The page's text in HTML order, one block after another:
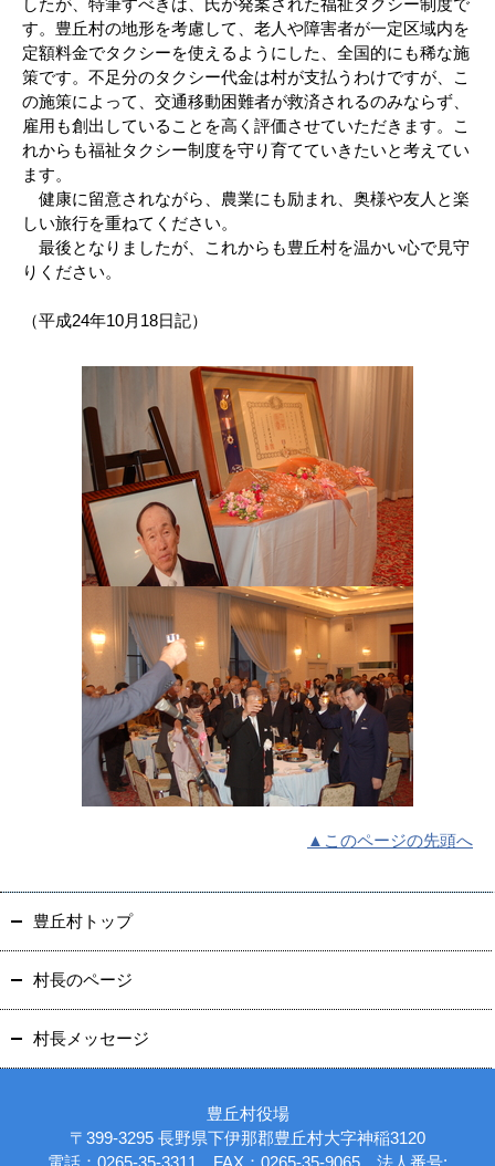
したが、特筆すべきは、氏が発案された福祉タクシー制度で
す。豊丘村の地形を考慮して、老人や障害者が一定区域内を
定額料金でタクシーを使えるようにした、全国的にも稀な施
策です。不足分のタクシー代金は村が支払うわけですが、こ
の施策によって、交通移動困難者が救済されるのみならず、
雇用も創出していることを高く評価させていただきます。こ
れからも福祉タクシー制度を守り育てていきたいと考えてい
ます。
健康に留意されながら、農業にも励まれ、奥様や友人と楽
しい旅行を重ねてください。
最後となりましたが、これからも豊丘村を温かい心で見守
りください。
（平成24年10月18日記）
▲このページの先頭へ
豊丘村トップ
村長のページ
村長メッセージ
豊丘村役場
〒399-3295 長野県下伊那郡豊丘村大字神稲3120
電話：0265-35-3311 FAX：0265-35-9065 法人番号: